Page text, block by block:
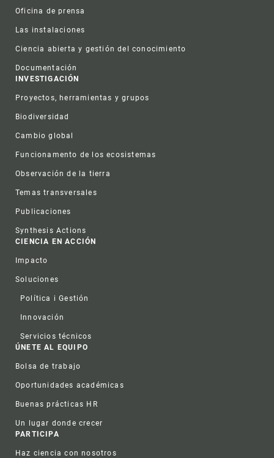
Oficina de prensa
Las instalaciones
Ciencia abierta y gestión del conocimiento
Documentación
INVESTIGACIÓN
Proyectos, herramientas y grupos
Biodiversidad
Cambio global
Funcionamento de los ecosistemas
Observación de la tierra
Temas transversales
Publicaciones
Synthesis Actions
CIENCIA EN ACCIÓN
Impacto
Soluciones
Política i Gestión
Innovación
Servicios técnicos
ÚNETE AL EQUIPO
Bolsa de trabajo
Oportunidades académicas
Buenas prácticas HR
Un lugar donde crecer
PARTICIPA
Haz ciencia con nosotros